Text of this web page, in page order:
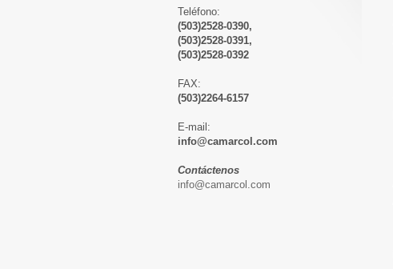
Teléfono:
(503)2528-0390,
(503)2528-0391,
(503)2528-0392
FAX:
(503)2264-6157
E-mail:
info@camarcol.com
Contáctenos
info@camarcol.com